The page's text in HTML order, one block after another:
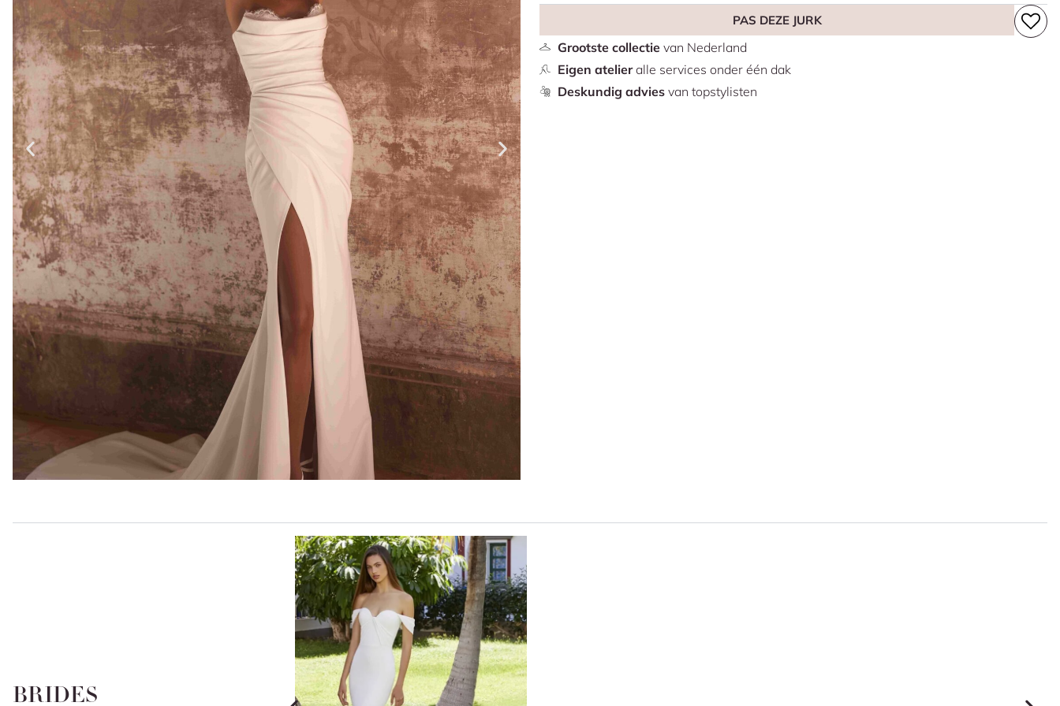
de 'less is more' esthetiek.
PAS DEZE JURK
Grootste collectievan Nederland
Eigen atelieralle services onder één dak
Deskundig adviesvan topstylisten
BRIDES